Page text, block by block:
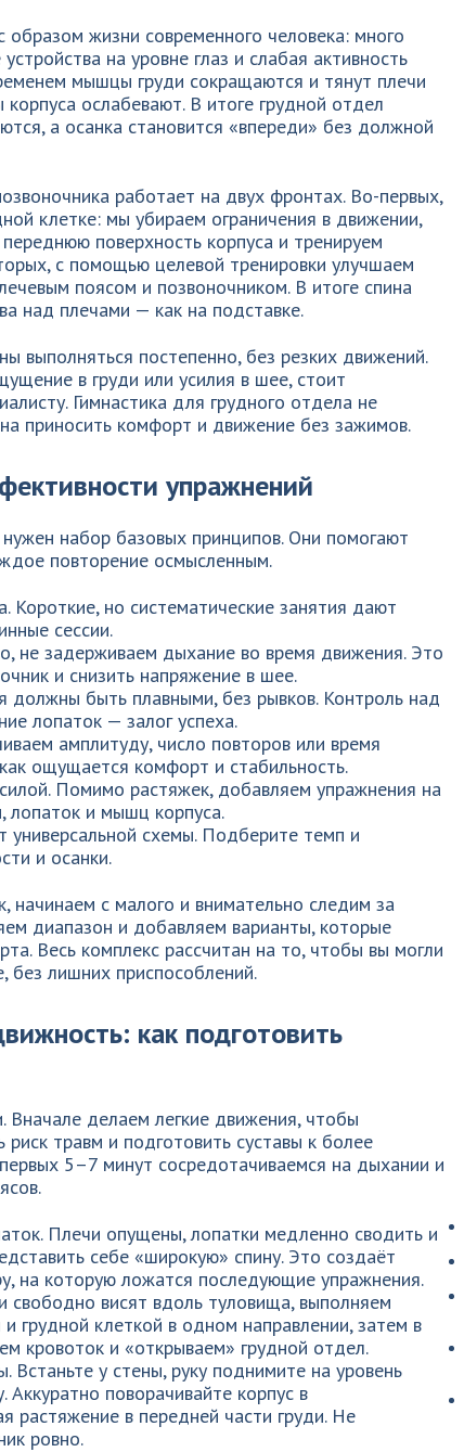
образом жизни современного человека: много
на уровне глаз и слабая активность
мышцы груди сокращаются и тянут плечи
ослабевают. В итоге грудной отдел
а осанка становится «впереди» без должной
работает на двух фронтах. Во-первых,
клетке: мы убираем ограничения в движении,
поверхность корпуса и тренируем
с помощью целевой тренировки улучшаем
поясом и позвоночником. В итоге спина
над плечами — как на подставке.
выполняться постепенно, без резких движений.
в груди или усилия в шее, стоит
Гимнастика для грудного отдела не
приносить комфорт и движение без зажимов.
упражнений
набор базовых принципов. Они помогают
повторение осмысленным.
Короткие, но систематические занятия дают
сессии.
не задерживаем дыхание во время движения. Это
и снизить напряжение в шее.
должны быть плавными, без рывков. Контроль над
лопаток — залог успеха.
амплитуду, число повторов или время
ощущается комфорт и стабильность.
Помимо растяжек, добавляем упражнения на
лопаток и мышц корпуса.
схемы. Подберите темп и
и осанки.
начинаем с малого и внимательно следим за
диапазон и добавляем варианты, которые
Весь комплекс рассчитан на то, чтобы вы могли
без лишних приспособлений.
как подготовить
делаем легкие движения, чтобы
травм и подготовить суставы к более
5–7 минут сосредотачиваемся на дыхании и
Плечи опущены, лопатки медленно сводить и
себе «широкую» спину. Это создаёт
на которую ложатся последующие упражнения.
свободно висят вдоль туловища, выполняем
грудной клеткой в одном направлении, затем в
кровоток и «открываем» грудной отдел.
у стены, руку поднимите на уровень
Аккуратно поворачивайте корпус в
растяжение в передней части груди. Не
ровно.